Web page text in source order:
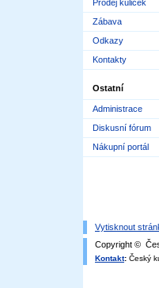
Prodej kuliček
Zábava
Odkazy
Kontakty
Ostatní
Administrace
Diskusní fórum
Nákupní portál
Vytisknout
Copyright ©
Kontakt: Český